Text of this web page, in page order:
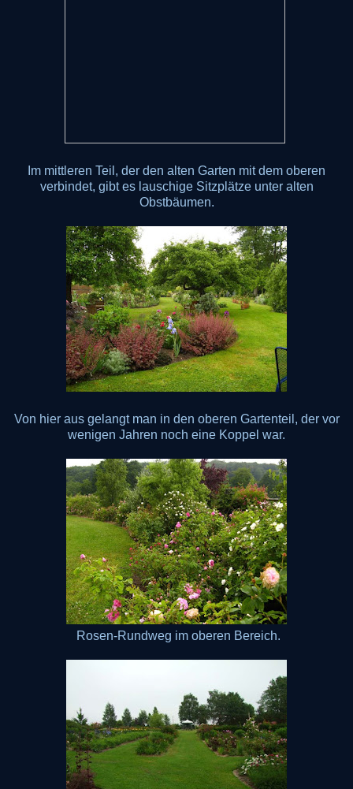
Im mittleren Teil, der den alten Garten mit dem oberen
verbindet, gibt es lauschige Sitzplätze unter alten
Obstbäumen.
Von hier aus gelangt man in den oberen Gartenteil, der vor
wenigen Jahren noch eine Koppel war.
Rosen-Rundweg im oberen Bereich.